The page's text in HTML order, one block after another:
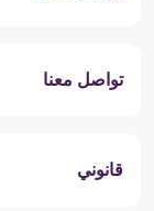
تواصل معنا
قانوني